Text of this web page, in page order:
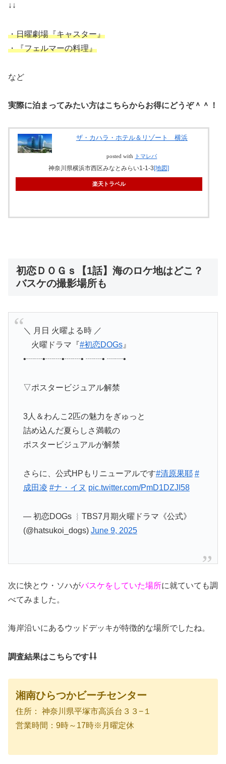
↓↓
・日曜劇場『キャスター』
・『フェルマーの料理』
など
実際に泊まってみたい方はこちらからお得にどうぞ＾＾！
ザ・カハラ・ホテル＆リゾート 横浜
posted with トマレバ
神奈川県横浜市西区みなとみらい1-1-3[地図]
楽天トラベル
初恋ＤＯＧｓ【1話】海のロケ地はどこ？
バスケの撮影場所も
＼ 月日 火曜よる時 ／
火曜ドラマ『 #初恋DOGs』
•┈┈•┈┈•┈┈• ┈┈• ┈┈•
▽ポスタービジュアル解禁
3人＆わんこ2匹の魅力をぎゅっと
詰め込んだ夏らしさ満載の
ポスタービジュアルが解禁
さらに、公式HPもリニューアルです#清原果耶 #
成田凌 #ナ・イヌ pic.twitter.com/PmD1DZJI58
— 初恋DOGs ︴TBS7月期火曜ドラマ《公式》
(@hatsukoi_dogs) June 9, 2025
次に快とウ・ソハがバスケをしていた場所に就ていても調
べてみました。
海岸沿いにあるウッドデッキが特徴的な場所でしたね。
調査結果はこちらです⇩⇩
湘南ひらつかビーチセンター
住所： 神奈川県平塚市高浜台３３−１
営業時間：9時～17時※月曜定休